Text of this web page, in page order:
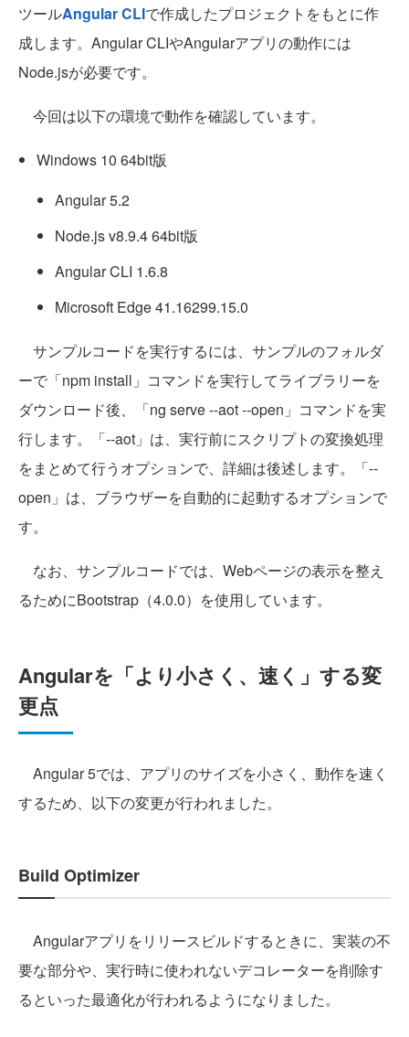
ツールAngular CLIで作成したプロジェクトをもとに作
成します。Angular CLIやAngularアプリの動作には
Node.jsが必要です。
今回は以下の環境で動作を確認しています。
Windows 10 64bit版
Angular 5.2
Node.js v8.9.4 64bit版
Angular CLI 1.6.8
Microsoft Edge 41.16299.15.0
サンプルコードを実行するには、サンプルのフォルダ
ーで「npm install」コマンドを実行してライブラリーを
ダウンロード後、「ng serve --aot --open」コマンドを実
行します。「--aot」は、実行前にスクリプトの変換処理
をまとめて行うオプションで、詳細は後述します。「--
open」は、ブラウザーを自動的に起動するオプションで
す。
なお、サンプルコードでは、Webページの表示を整え
るためにBootstrap（4.0.0）を使用しています。
Angularを「より小さく、速く」する変
更点
Angular 5では、アプリのサイズを小さく、動作を速く
するため、以下の変更が行われました。
Build Optimizer
Angularアプリをリリースビルドするときに、実装の不
要な部分や、実行時に使われないデコレーターを削除す
るといった最適化が行われるようになりました。